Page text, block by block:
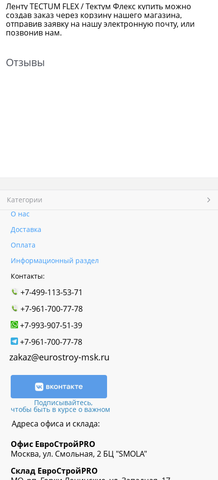
Ленту TECTUM FLEX / Тектум Флекс купить можно
создав заказ через корзину нашего магазина,
отправив заявку на нашу электронную почту, или
позвонив нам.
Отзывы
Категории
О нас
Доставка
Оплата
Информационный раздел
Контакты:
+7-499-113-53-71
+7-961-700-77-78
+7-993-907-51-39
+7-961-700-77-78
zakaz@eurostroy-msk.ru
Подписывайтесь,
чтобы быть в курсе о важном
Адреса офиса и склада:
Офис ЕвроСтройPRO
Москва, ул. Смольная, 2 БЦ "SMOLA"
Склад ЕвроСтройPRO